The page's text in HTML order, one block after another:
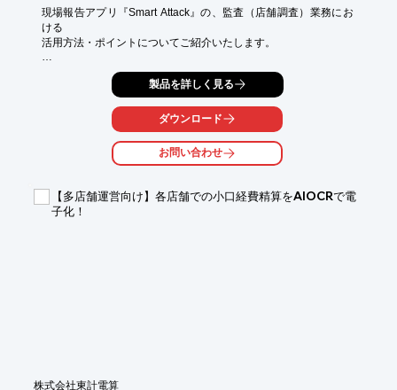
現場報告アプリ『Smart Attack』の、監査（店舗調査）業務にお
ける
活用方法・ポイントについてご紹介いたします。
★★　飲食店などの店舗調査/監査報告を「Smart Attack」で効率
■作業員のメリット
1．スマホでチェック項目結果入力・撮影だけで、監査報告書
がその場（現場）で完成
2．過去参照機能で、過去の監査内容もその場で確認し、前回
からの改善度も把握しやすい
■管理者のメリット
1．「GPS写真」や「位置情報取得」機能で、改ざん不可の写
真と日時を自動記録
な分だけ使えコスト面で助かっている
製品を詳しく見る
ダウンロード
お問い合わせ
【多店舗運営向け】各店舗での小口経費精算をAIOCRで電
子化！
株式会社東計電算